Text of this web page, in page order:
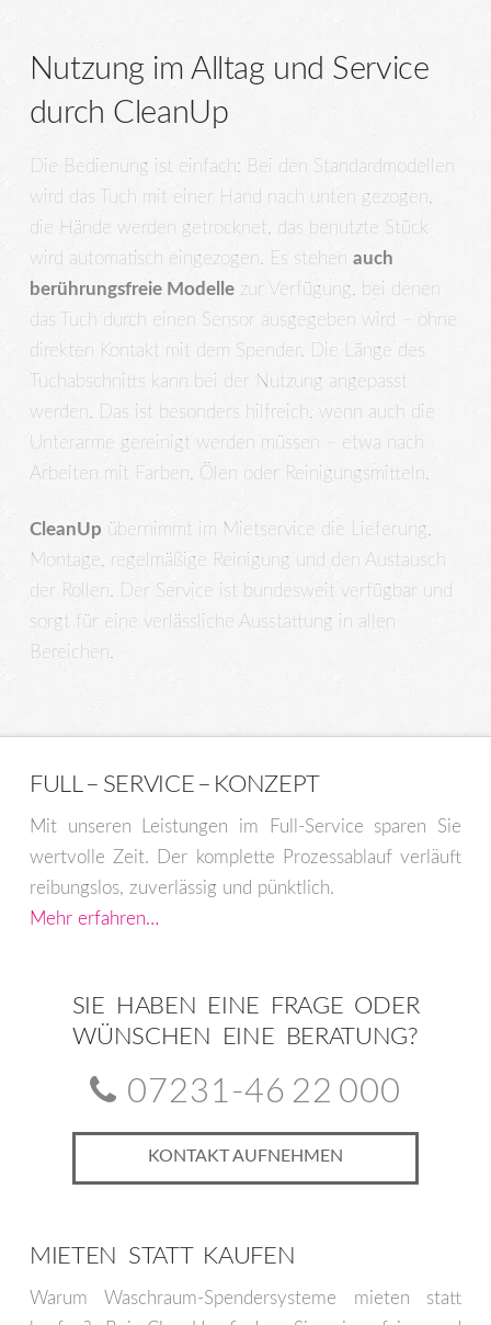
Nutzung im Alltag und Service
durch CleanUp
Die Bedienung ist einfach: Bei den Standardmodellen
wird das Tuch mit einer Hand nach unten gezogen,
die Hände werden getrocknet, das benutzte Stück
wird automatisch eingezogen. Es stehen auch
berührungsfreie Modellezur Verfügung, bei denen
das Tuch durch einen Sensor ausgegeben wird – ohne
direkten Kontakt mit dem Spender. Die Länge des
Tuchabschnitts kann bei der Nutzung angepasst
werden. Das ist besonders hilfreich, wenn auch die
Unterarme gereinigt werden müssen – etwa nach
Arbeiten mit Farben, Ölen oder Reinigungsmitteln.
CleanUp übernimmt im Mietservice die Lieferung,
Montage, regelmäßige Reinigung und den Austausch
der Rollen. Der Service ist bundesweit verfügbar und
sorgt für eine verlässliche Ausstattung in allen
Bereichen.
FULL – SERVICE – KONZEPT
Mit unseren Leistungen im Full-Service sparen Sie
wertvolle Zeit. Der komplette Prozessablauf verläuft
reibungslos, zuverlässig und pünktlich.
Mehr erfahren…
SIE HABEN EINE FRAGE ODER
WÜNSCHEN EINE BERATUNG?
07231-46 22 000
KONTAKT AUFNEHMEN
MIETEN STATT KAUFEN
Warum Waschraum-Spendersysteme mieten statt